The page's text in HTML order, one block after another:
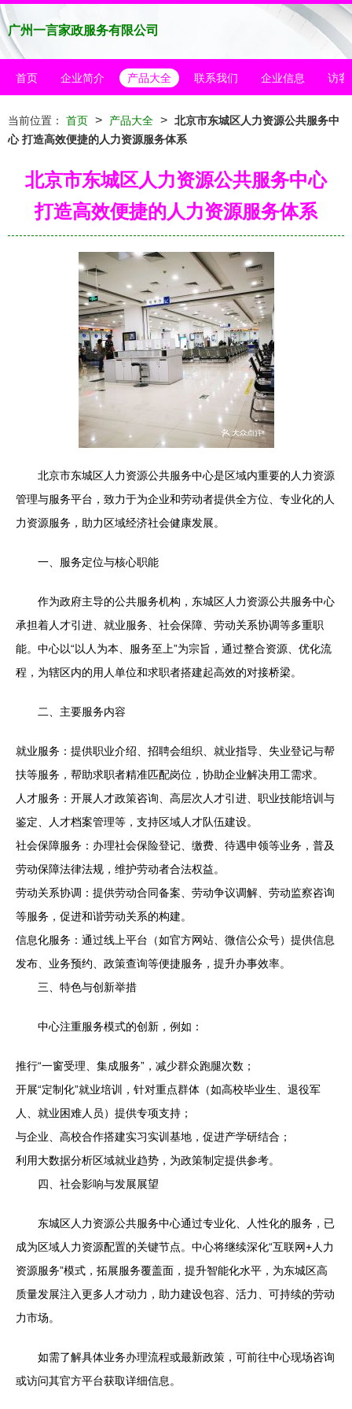
广州一言家政服务有限公司
首页 企业简介 产品大全 联系我们 企业信息 访客
当前位置： 首页 > 产品大全 > 北京市东城区人力资源公共服务中
心 打造高效便捷的人力资源服务体系
北京市东城区人力资源公共服务中心
打造高效便捷的人力资源服务体系
北京市东城区人力资源公共服务中心是区域内重要的人力资源
管理与服务平台，致力于为企业和劳动者提供全方位、专业化的人
力资源服务，助力区域经济社会健康发展。
一、服务定位与核心职能
作为政府主导的公共服务机构，东城区人力资源公共服务中心
承担着人才引进、就业服务、社会保障、劳动关系协调等多重职
能。中心以“以人为本、服务至上”为宗旨，通过整合资源、优化流
程，为辖区内的用人单位和求职者搭建起高效的对接桥梁。
二、主要服务内容
就业服务：提供职业介绍、招聘会组织、就业指导、失业登记与帮
扶等服务，帮助求职者精准匹配岗位，协助企业解决用工需求。
人才服务：开展人才政策咨询、高层次人才引进、职业技能培训与
鉴定、人才档案管理等，支持区域人才队伍建设。
社会保障服务：办理社会保险登记、缴费、待遇申领等业务，普及
劳动保障法律法规，维护劳动者合法权益。
劳动关系协调：提供劳动合同备案、劳动争议调解、劳动监察咨询
等服务，促进和谐劳动关系的构建。
信息化服务：通过线上平台（如官方网站、微信公众号）提供信息
发布、业务预约、政策查询等便捷服务，提升办事效率。
三、特色与创新举措
中心注重服务模式的创新，例如：
推行“一窗受理、集成服务”，减少群众跑腿次数；
开展“定制化”就业培训，针对重点群体（如高校毕业生、退役军
人、就业困难人员）提供专项支持；
与企业、高校合作搭建实习实训基地，促进产学研结合；
利用大数据分析区域就业趋势，为政策制定提供参考。
四、社会影响与发展展望
东城区人力资源公共服务中心通过专业化、人性化的服务，已
成为区域人力资源配置的关键节点。中心将继续深化“互联网+人力
资源服务”模式，拓展服务覆盖面，提升智能化水平，为东城区高
质量发展注入更多人才动力，助力建设包容、活力、可持续的劳动
力市场。
如需了解具体业务办理流程或最新政策，可前往中心现场咨询
或访问其官方平台获取详细信息。